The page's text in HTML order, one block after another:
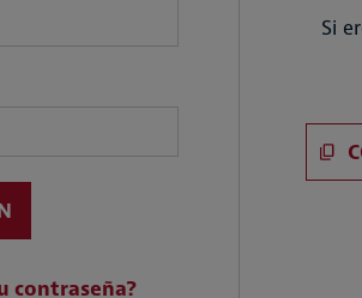
contraseña?
Si